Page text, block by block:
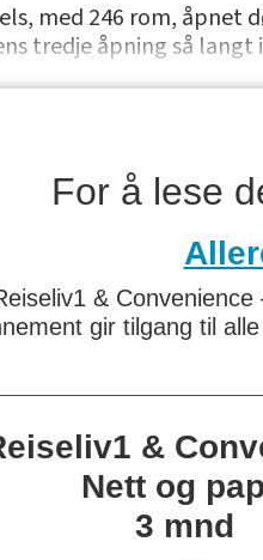
med 246 rom, åpnet
tredje åpning så
For å lese
&
gir tilgang til
&
Nett og
3 mnd